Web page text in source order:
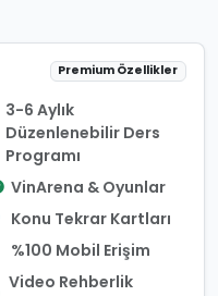
Premium Özellikler
3-6 Aylık
Düzenlenebilir Ders
Programı
VinArena & Oyunlar
Konu Tekrar Kartları
%100 Mobil Erişim
Video Rehberlik